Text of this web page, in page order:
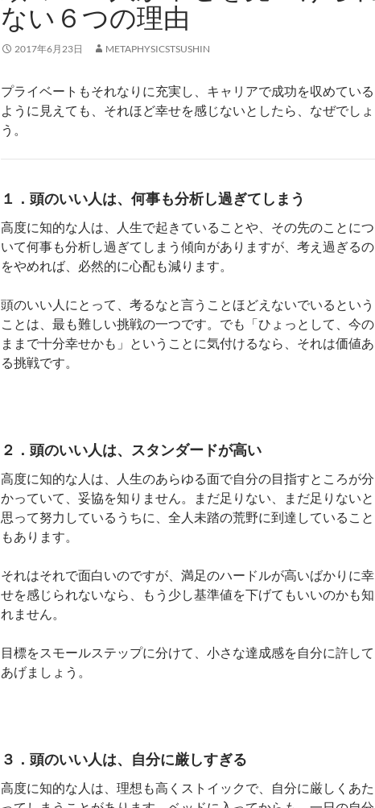
ない６つの理由
2017年6月23日 METAPHYSICSTSUSHIN
プライベートもそれなりに充実し、キャリアで成功を収めている
ように見えても、それほど幸せを感じないとしたら、なぜでしょ
う。
１．頭のいい人は、何事も分析し過ぎてしまう
高度に知的な人は、人生で起きていることや、その先のことにつ
いて何事も分析し過ぎてしまう傾向がありますが、考え過ぎるの
をやめれば、必然的に心配も減ります。
頭のいい人にとって、考るなと言うことほどえないでいるという
ことは、最も難しい挑戦の一つです。でも「ひょっとして、今の
ままで十分幸せかも」ということに気付けるなら、それは価値あ
る挑戦です。
２．頭のいい人は、スタンダードが高い
高度に知的な人は、人生のあらゆる面で自分の目指すところが分
かっていて、妥協を知りません。まだ足りない、まだ足りないと
思って努力しているうちに、全人未踏の荒野に到達していること
もあります。
それはそれで面白いのですが、満足のハードルが高いばかりに幸
せを感じられないなら、もう少し基準値を下げてもいいのかも知
れません。
目標をスモールステップに分けて、小さな達成感を自分に許して
あげましょう。
３．頭のいい人は、自分に厳しすぎる
高度に知的な人は、理想も高くストイックで、自分に厳しくあた